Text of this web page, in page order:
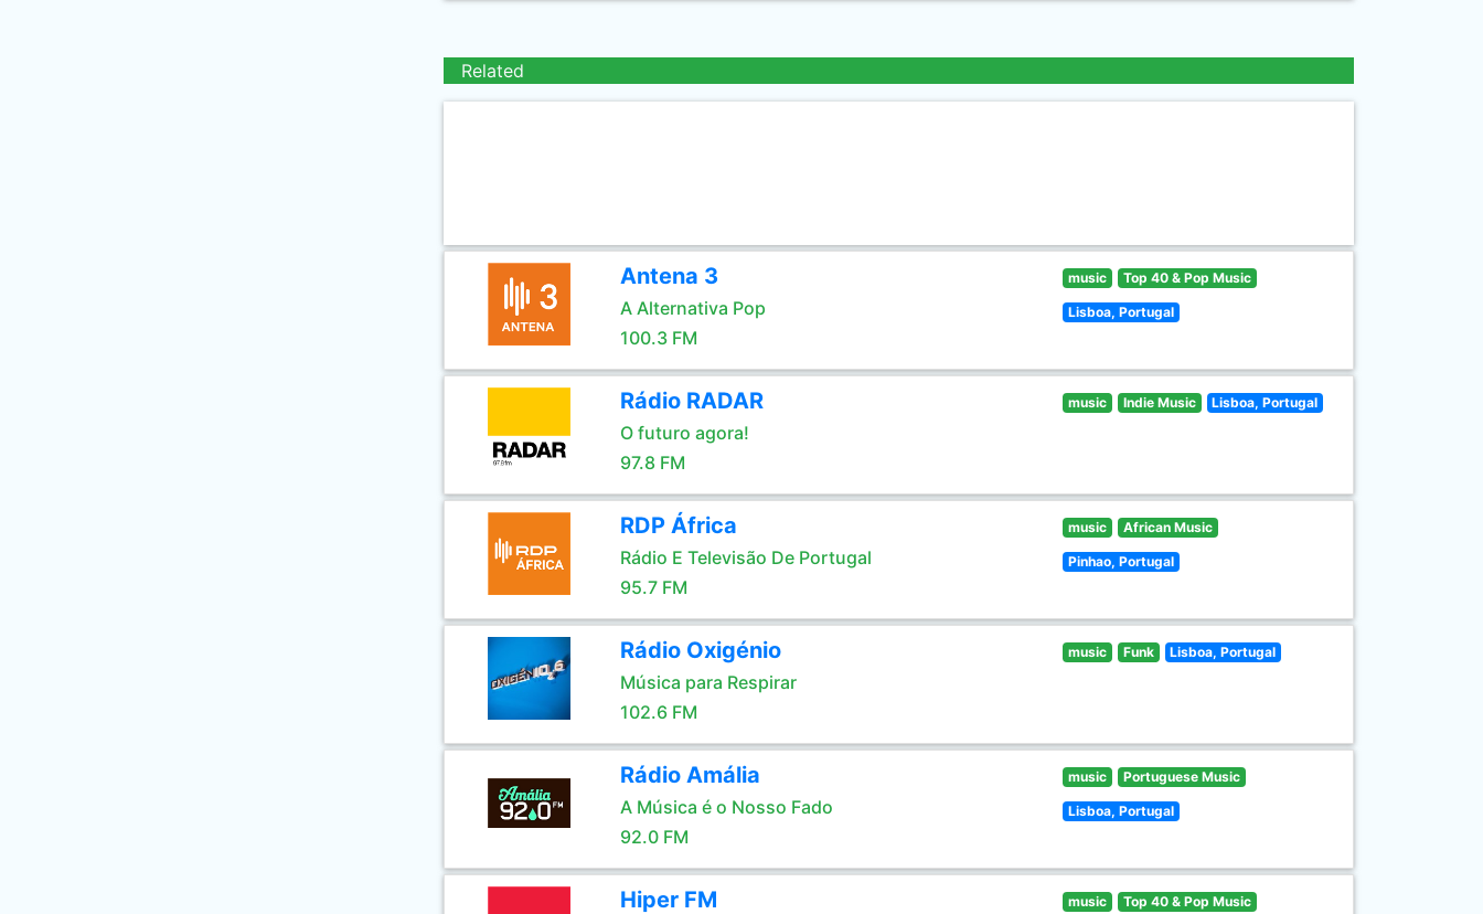
Related
Antena 3
A Alternativa Pop
100.3 FM
music Top 40 & Pop Music
Lisboa, Portugal
Rádio RADAR
O futuro agora!
97.8 FM
music Indie Music Lisboa, Portugal
RDP África
Rádio E Televisão De Portugal
95.7 FM
music African Music
Pinhao, Portugal
Rádio Oxigénio
Música para Respirar
102.6 FM
music Funk Lisboa, Portugal
Rádio Amália
A Música é o Nosso Fado
92.0 FM
music Portuguese Music
Lisboa, Portugal
Hiper FM music Top 40 & Pop Music